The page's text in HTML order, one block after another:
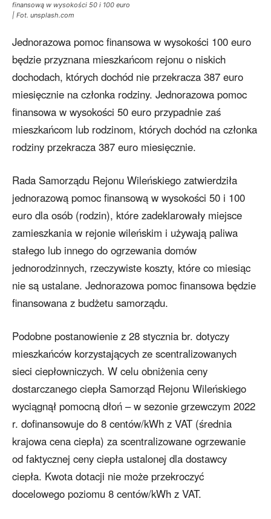
finansową w wysokości 50 i 100 euro
| Fot. unsplash.com
Jednorazowa pomoc finansowa w wysokości 100 euro
będzie przyznana mieszkańcom rejonu o niskich
dochodach, których dochód nie przekracza 387 euro
miesięcznie na członka rodziny. Jednorazowa pomoc
finansowa w wysokości 50 euro przypadnie zaś
mieszkańcom lub rodzinom, których dochód na członka
rodziny przekracza 387 euro miesięcznie.
Rada Samorządu Rejonu Wileńskiego zatwierdziła
jednorazową pomoc finansową w wysokości 50 i 100
euro dla osób (rodzin), które zadeklarowały miejsce
zamieszkania w rejonie wileńskim i używają paliwa
stałego lub innego do ogrzewania domów
jednorodzinnych, rzeczywiste koszty, które co miesiąc
nie są ustalane. Jednorazowa pomoc finansowa będzie
finansowana z budżetu samorządu.
Podobne postanowienie z 28 stycznia br. dotyczy
mieszkańców korzystających ze scentralizowanych
sieci ciepłowniczych. W celu obniżenia ceny
dostarczanego ciepła Samorząd Rejonu Wileńskiego
wyciągnął pomocną dłoń – w sezonie grzewczym 2022
r. dofinansowuje do 8 centów/kWh z VAT (średnia
krajowa cena ciepła) za scentralizowane ogrzewanie
od faktycznej ceny ciepła ustalonej dla dostawcy
ciepła. Kwota dotacji nie może przekroczyć
docelowego poziomu 8 centów/kWh z VAT.